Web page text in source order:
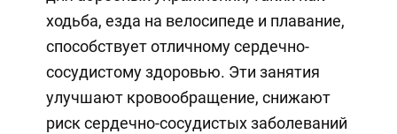
ходьба, езда на велосипеде и плавание,
способствует отличному сердечно-
сосудистому здоровью. Эти занятия
улучшают кровообращение, снижают
риск сердечно-сосудистых заболеваний